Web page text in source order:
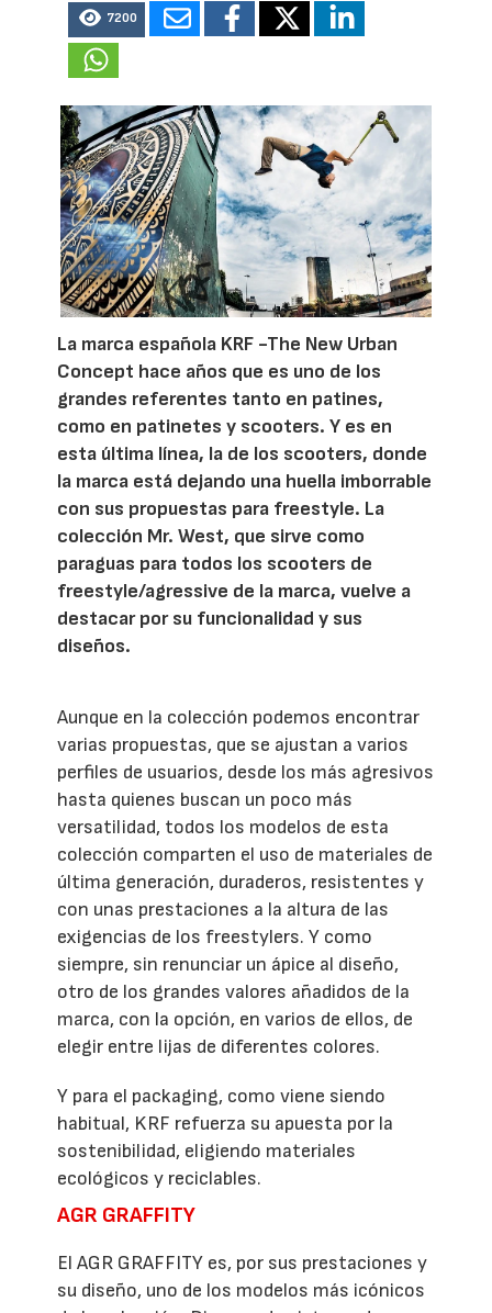
7200
La marca española KRF -The New Urban
Concept hace años que es uno de los
grandes referentes tanto en patines,
como en patinetes y scooters. Y es en
esta última línea, la de los scooters, donde
la marca está dejando una huella imborrable
con sus propuestas para freestyle. La
colección Mr. West, que sirve como
paraguas para todos los scooters de
freestyle/agressive de la marca, vuelve a
destacar por su funcionalidad y sus
diseños.
Aunque en la colección podemos encontrar
varias propuestas, que se ajustan a varios
perfiles de usuarios, desde los más agresivos
hasta quienes buscan un poco más
versatilidad, todos los modelos de esta
colección comparten el uso de materiales de
última generación, duraderos, resistentes y
con unas prestaciones a la altura de las
exigencias de los freestylers. Y como
siempre, sin renunciar un ápice al diseño,
otro de los grandes valores añadidos de la
marca, con la opción, en varios de ellos, de
elegir entre lijas de diferentes colores.
Y para el packaging, como viene siendo
habitual, KRF refuerza su apuesta por la
sostenibilidad, eligiendo materiales
ecológicos y reciclables.
AGR GRAFFITY
El AGR GRAFFITY es, por sus prestaciones y
su diseño, uno de los modelos más icónicos